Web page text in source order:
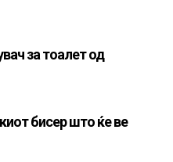
за тоалет од
бисер што ќе ве